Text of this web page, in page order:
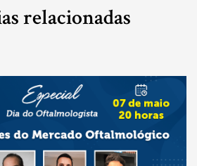
relacionadas